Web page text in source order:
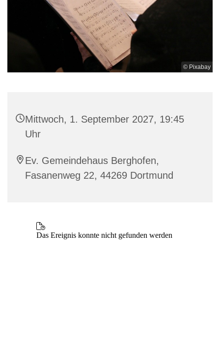
© Pixabay
Mittwoch, 1. September 2027, 19:45
Uhr
Ev. Gemeindehaus Berghofen,
Fasanenweg 22, 44269 Dortmund